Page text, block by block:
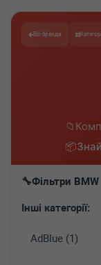
Всі бренди
Фільтри BMW
Інші категорії:
AdBlue (1)